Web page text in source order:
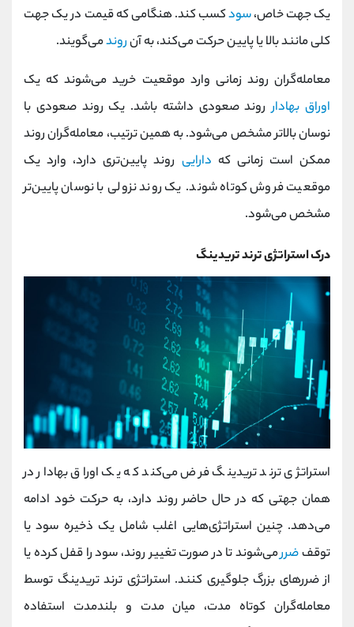
یک جهت خاص،سودکسب کند. هنگامی که قیمت در یک جهت
کلی مانند بالا یا پایین حرکت می‌کند، به آنروندمی‌گویند.
معامله‌گران روند زمانی وارد موقعیت خرید می‌شوند که یک
اوراق بهادارروند صعودی داشته باشد. یک روند صعودی با
نوسان بالاتر مشخص می‌شود. به همین ترتیب، معامله‌گران روند
ممکن است زمانی که دارایی روند پایین‌تری دارد، وارد یک
موقعیت فروش کوتاه شوند. یک روند نزولی با نوسان پایین‌تر
مشخص می‌شود.
درک استراتژی ترند تریدینگ
استراتژی ترند تریدینگ فرض می‌کند که یک اوراق بهادار در
همان جهتی که در حال حاضر روند دارد، به حرکت خود ادامه
می‌دهد. چنین استراتژی‌هایی اغلب شامل یک ذخیره سود یا
توقفضررمی‌شوند تا در صورت تغییر روند، سود را قفل کرده یا
از ضررهای بزرگ جلوگیری کنند. استراتژی ترند تریدینگ توسط
معامله‌گران کوتاه مدت، میان مدت و بلندمدت استفاده